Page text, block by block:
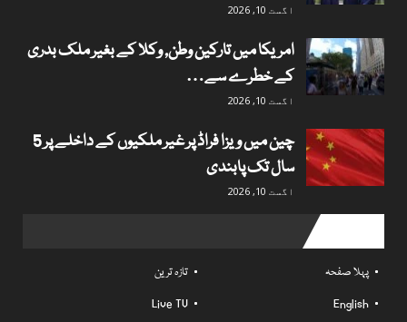
اگست 10, 2026
امریکا میں تارکین وطن, وکلا کے بغیر ملک بدری
کے خطرے سے…
اگست 10, 2026
چین میں ویزا فراڈ پر غیر ملکیوں کے داخلے پر 5
سال تک پابندی
اگست 10, 2026
پہلا صفحہ
تازہ ترین
English
Live TV